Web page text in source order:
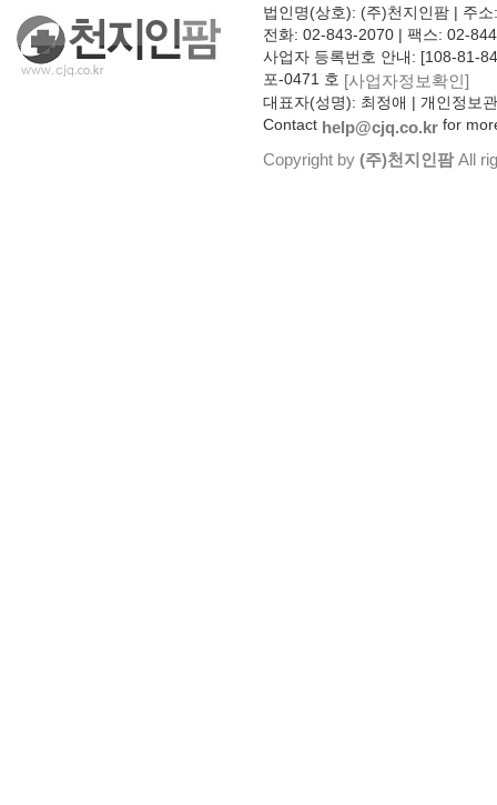
법인명(상호): (주)천지인팜 | 주
전화: 02-843-2070 | 팩스: 02-
사업자 등록번호 안내: [108-81-
포-0471 호 [사업자정보확인]
대표자(성명): 최정애 | 개인정보
Contact help@cjq.co.kr for
Copyright by (주)천지인팜All